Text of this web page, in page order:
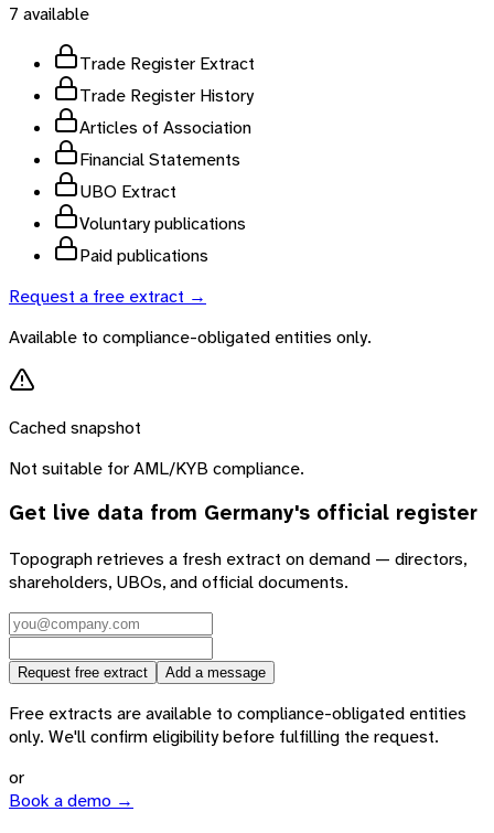
7 available
Trade Register Extract
Trade Register History
Articles of Association
Financial Statements
UBO Extract
Voluntary publications
Paid publications
Request a free extract →
Available to compliance-obligated entities only.
Cached snapshot
Not suitable for AML/KYB compliance.
Get live data from Germany's official register
Topograph retrieves a fresh extract on demand — directors,
shareholders, UBOs, and official documents.
Request free extract Add a message
Free extracts are available to compliance-obligated entities
only. We'll confirm eligibility before fulfilling the request.
or
Book a demo →